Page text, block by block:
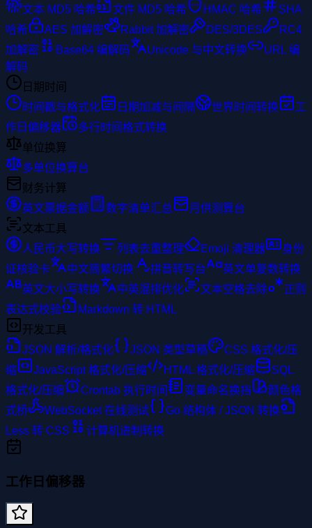
文本 MD5 哈希
文件 MD5 哈希 HMAC 哈希
SHA
哈希
AES 加解密 Rabbit 加解密 DES/3DES
RC4
加解密
Base64 编解码 Unicode 与中文转换
URL 编
解码
日期时间
时间戳与格式化
日期加减与间隔 世界时间转换
工
作日偏移器
多行时间格式转换
单位换算
多单位换算台
财务计算
英文票据金额
数字清单汇总
月供测算台
文本工具
人民币大写转换
列表去重整理 Emoji 清理器
身份
证核验卡
中文简繁切换 拼音转写台
英文单复数转换
英文大小写转换
中英混排优化 文本空格去除
正则
表达式校验
Markdown 转 HTML
开发工具
JSON 解析/格式化
JSON 类型草稿
CSS 格式化/压
缩
JavaScript 格式化/压缩 HTML 格式化/压缩
SQL
格式化/压缩
Crontab 执行时间 变量命名换挡
颜色格
式桥
WebSocket 在线测试
Go 结构体 / JSON 转换
Less 转 CSS
计算机进制转换
工作日偏移器